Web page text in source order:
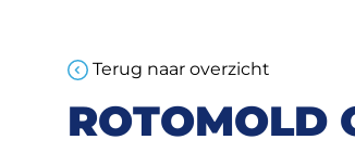
Terug naar overzicht
ROTOMOLD